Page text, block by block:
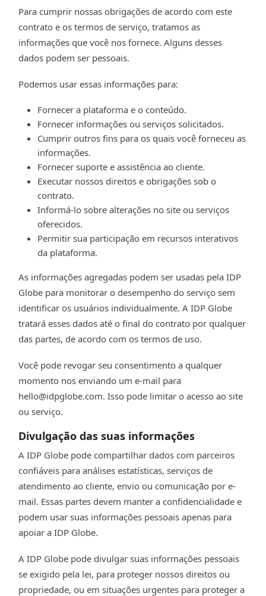
Para cumprir nossas obrigações de acordo com este
contrato e os termos de serviço, tratamos as
informações que você nos fornece. Alguns desses
dados podem ser pessoais.
Podemos usar essas informações para:
Fornecer a plataforma e o conteúdo.
Fornecer informações ou serviços solicitados.
Cumprir outros fins para os quais você forneceu as
informações.
Fornecer suporte e assistência ao cliente.
Executar nossos direitos e obrigações sob o
contrato.
Informá-lo sobre alterações no site ou serviços
oferecidos.
Permitir sua participação em recursos interativos
da plataforma.
As informações agregadas podem ser usadas pela IDP
Globe para monitorar o desempenho do serviço sem
identificar os usuários individualmente. A IDP Globe
tratará esses dados até o final do contrato por qualquer
das partes, de acordo com os termos de uso.
Você pode revogar seu consentimento a qualquer
momento nos enviando um e-mail para
hello@idpglobe.com. Isso pode limitar o acesso ao site
ou serviço.
Divulgação das suas informações
A IDP Globe pode compartilhar dados com parceiros
confiáveis para análises estatísticas, serviços de
atendimento ao cliente, envio ou comunicação por e-
mail. Essas partes devem manter a confidencialidade e
podem usar suas informações pessoais apenas para
apoiar a IDP Globe.
A IDP Globe pode divulgar suas informações pessoais
se exigido pela lei, para proteger nossos direitos ou
propriedade, ou em situações urgentes para proteger a